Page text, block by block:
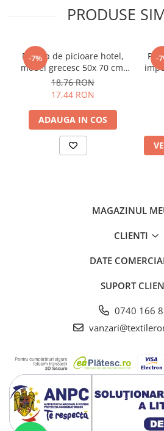
PRODUSE
-7%
Prosop de picioare hotel,
model grecesc 50x 70 cm,
Gecor, Alb 650 gr/mp
18,76 RON
17,44 RON
ADAUGA IN COS
-
MAGAZINUL
CLIENTI
DATE
SUPORT
0740 166